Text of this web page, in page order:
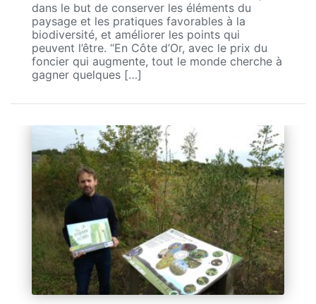
dans le but de conserver les éléments du
paysage et les pratiques favorables à la
biodiversité, et améliorer les points qui
peuvent l’être. “En Côte d’Or, avec le prix du
foncier qui augmente, tout le monde cherche à
gagner quelques […]